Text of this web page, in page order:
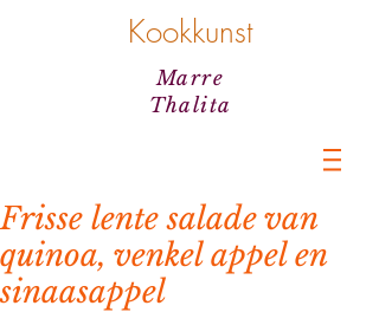
Kookkunst
Marre
Thalita
Frisse lente salade van
quinoa, venkel appel en
sinaasappel